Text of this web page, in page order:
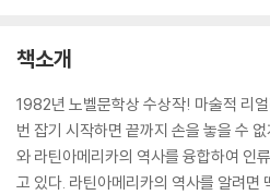
책소개
1982년 노벨문학상 수상작! 마술적 리
번 잡기 시작하면 끝까지 손을 놓을 수
와 라틴아메리카의 역사를 융합하여 인
고 있다. 라틴아메리카의 역사를 알려면